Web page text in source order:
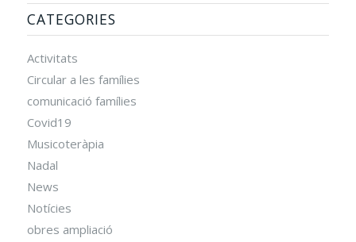
CATEGORIES
Activitats
Circular a les famílies
comunicació famílies
Covid19
Musicoteràpia
Nadal
News
Notícies
obres ampliació